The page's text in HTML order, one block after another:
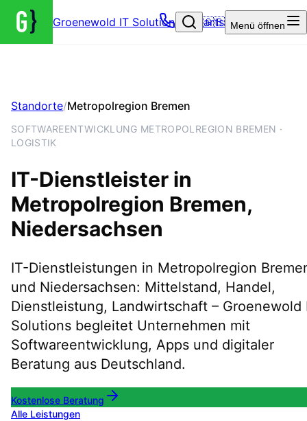
Groenewold IT Solutions – Startseite
🇬🇧 Menü öffnen
Standorte/Metropolregion Bremen
SOFTWAREENTWICKLUNG METROPOLREGION BREMEN ·
LOGISTIK
IT-Dienstleister in
Metropolregion Bremen,
Niedersachsen
IT-Dienstleistungen in Metropolregion
und Niedersachsen: Mittelstand, Handel,
Dienstleistung, Landwirtschaft – Groenewold
Solutions begleitet Unternehmen mit
Softwareentwicklung, Apps und digitaler
Beratung aus Deutschland.
Kostenlose Beratung
Alle Leistungen